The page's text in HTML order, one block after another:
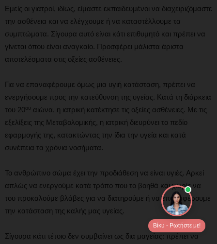
Εμείς οι γιατροί, ιδίως, είμαστε εκπαιδευμένοι να διαχειριζόμαστε
την ασθένεια και να ελέγχουμε ή να καταστέλλουμε τα
συμπτώματα. Σίγουρα αυτό είναι κάτι επιθυμητό και πρέπει να
γίνεται όπου είναι αναγκαίο. Προσφέρει μάλιστα άριστα
αποτελέσματα στις οξείες ασθένειες.
Για να επαναφέρουμε όμως μια υγιή κατάσταση, πρέπει να
ενεργήσουμε προς την κατεύθυνση της υγείας. Κατά τη διάρκεια
του 20ου αιώνα, η ιατρική κατέκτησε τις οξείες ασθένειες. Με τις
εξελίξεις της Μεταβολομικής, η ιατρική διευρύνει το πεδίο
εφαρμογής της, κατακτώντας την ίδια την υγεία και κατά
συνέπεια τα χρόνια νοσήματα.
Το ανθρώπινο σώμα έχει την προδιάθεση να είναι υγιές. Αρκεί
απλώς να ενεργούμε κατά τρόπο που το βοηθά και χωρίς να
του προκαλούμε βλάβες για να διατηρούμε ή να επαναφέρουμε
την κατάσταση της καλής μας υγείας.
Σίγουρα κάτι τέτοιο δεν συμβαίνει ως δια μαγείας: πρέπει να
Βίκυ - Ρωτήστε με!